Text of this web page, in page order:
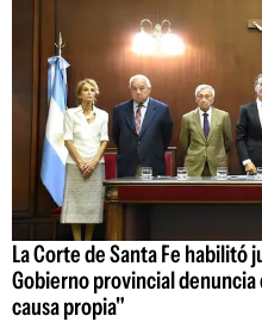
La Corte de Santa Fe
Gobierno provincial
causa propia"